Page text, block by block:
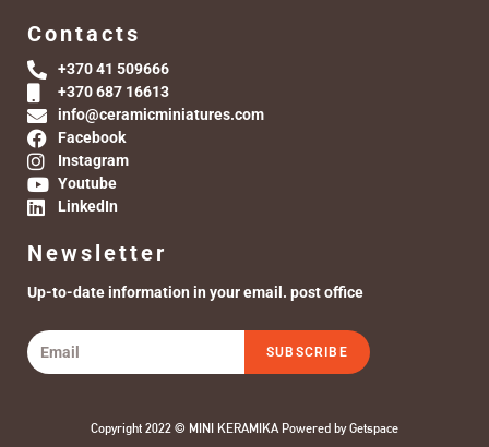
Contacts
+370 41 509666
+370 687 16613
info@ceramicminiatures.com
Facebook
Instagram
Youtube
LinkedIn
Newsletter
Up-to-date information in your email. post office
SUBSCRIBE
Copyright 2022 © MINI KERAMIKA Powered byGetspace